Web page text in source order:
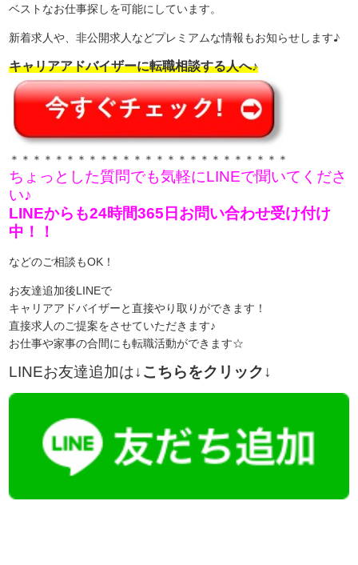
ベストなお仕事探しを可能にしています。
新着求人や、非公開求人などプレミアムな情報もお知らせします♪
キャリアアドバイザーに転職相談する人へ♪
＊＊＊＊＊＊＊＊＊＊＊＊＊＊＊＊＊＊＊＊＊＊＊＊＊
ちょっとした質問でも気軽にLINEで聞いてくださ
い♪
LINEからも24時間365日お問い合わせ受け付け
中！！
などのご相談もOK！
お友達追加後LINEで
キャリアアドバイザーと直接やり取りができます！
直接求人のご提案をさせていただきます♪
お仕事や家事の合間にも転職活動ができます☆
LINEお友達追加は↓こちらをクリック↓